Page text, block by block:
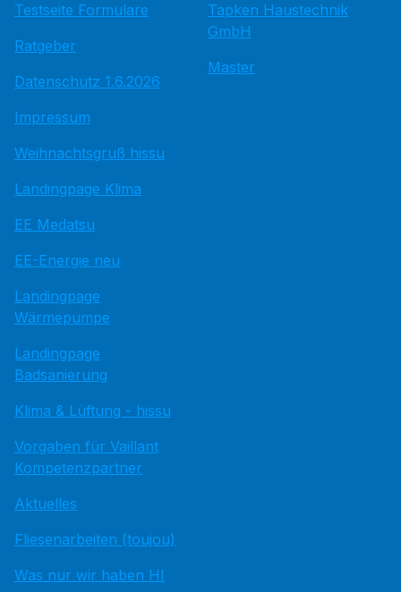
Testseite Formulare
Ratgeber
Datenschutz 1.6.2026
Impressum
Weihnachtsgruß hissu
Landingpage Klima
EE Medatsu
EE-Energie neu
Landingpage
Wärmepumpe
Landingpage
Badsanierung
Klima & Lüftung - hissu
Vorgaben für Vaillant
Kompetenzpartner
Aktuelles
Fliesenarbeiten (toujou)
Was nur wir haben HI
Tapken Haustechnik
GmbH
Master